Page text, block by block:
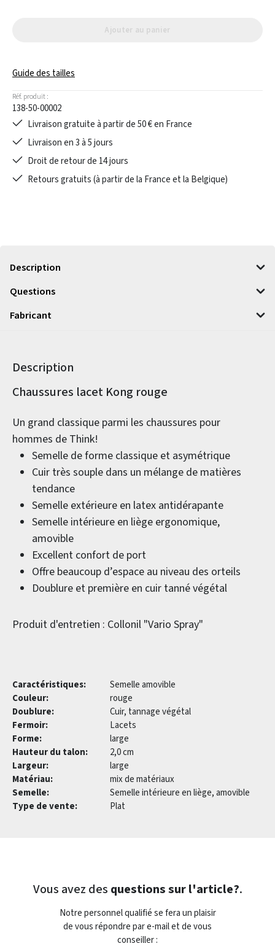
Ajouter au panier
Guide des tailles
Réf. produit :
138-50-00002
Livraison gratuite à partir de 50 € en France
Livraison en 3 à 5 jours
Droit de retour de 14 jours
Retours gratuits (à partir de la France et la Belgique)
Description
Questions
Fabricant
Description
Informations sur le produit
Chaussures lacet Kong rouge
Un grand classique parmi les chaussures pour
hommes de Think!
Semelle de forme classique et asymétrique
Cuir très souple dans un mélange de matières
tendance
Semelle extérieure en latex antidérapante
Semelle intérieure en liège ergonomique,
amovible
Excellent confort de port
Offre beaucoup d’espace au niveau des orteils
Doublure et première en cuir tanné végétal
Produit d'entretien : Collonil "Vario Spray"
Caractéristiques:
Semelle amovible
Couleur:
rouge
Doublure:
Cuir, tannage végétal
Fermoir:
Lacets
Forme:
large
Hauteur du talon:
2,0 cm
Largeur:
large
Matériau:
mix de matériaux
Semelle:
Semelle intérieure en liège, amovible
Type de vente:
Plat
Vous avez des questions sur l'article?.
Notre personnel qualifié se fera un plaisir
de vous répondre par e-mail et de vous
conseiller :